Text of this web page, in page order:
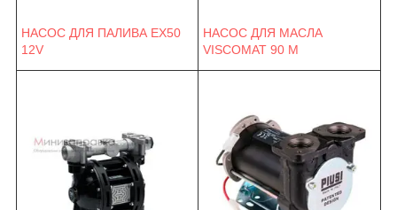
НАСОС ДЛЯ ПАЛИВА EX50
12V
НАСОС ДЛЯ МАСЛА
VISCOMAT 90 M